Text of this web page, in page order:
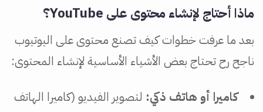
ماذا أحتاج لإنشاء محتوى على YouTube؟
بعد ما عرفت خطوات كيف تصنع محتوى على اليوتيوب
ناجح رح تحتاج بعض الأشياء الأساسية لإنشاء المحتوى:
كاميرا أو هاتف ذكي: لتصوير الفيديو (كاميرا الهاتف